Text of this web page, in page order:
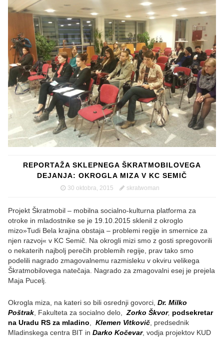
REPORTAŽA SKLEPNEGA ŠKRATMOBILOVEGA
DEJANJA: OKROGLA MIZA V KC SEMIČ
30 oktobra, 2015 skratwoman
Projekt Škratmobil – mobilna socialno-kulturna platforma za
otroke in mladostnike se je 19.10.2015 sklenil z okroglo
mizo»Tudi Bela krajina obstaja – problemi regije in smernice za
njen razvoj« v KC Semič. Na okrogli mizi smo z gosti spregovorili
o nekaterih najbolj perečih problemih regije, prav tako smo
podelili nagrado zmagovalnemu razmisleku v okviru velikega
Škratmobilovega natečaja. Nagrado za zmagovalni esej je prejela
Maja Pucelj.
Okrogla miza, na kateri so bili osrednji govorci, Dr. Milko
Poštrak , Fakulteta za socialno delo, Zorko Škvor, podsekretar
na Uradu RS za mladino
Klemen Vitkovič , predsednik
Mladinskega centra BIT in Darko Kočevar, vodja projektov KUD